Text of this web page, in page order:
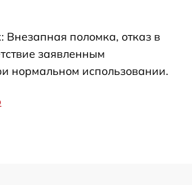
поломка, отказ в
заявленным
нормальном использовании.